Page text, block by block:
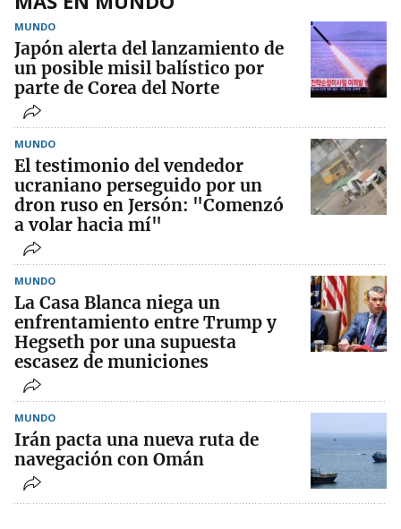
MUNDO
Japón alerta del lanzamiento de
un posible misil balístico por
parte de Corea del Norte
MUNDO
El testimonio del vendedor
ucraniano perseguido por un
dron ruso en Jersón: "Comenzó
a volar hacia mí"
MUNDO
La Casa Blanca niega un
enfrentamiento entre Trump y
Hegseth por una supuesta
escasez de municiones
MUNDO
Irán pacta una nueva ruta de
navegación con Omán